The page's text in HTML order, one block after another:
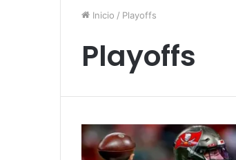
Inicio / Playoffs
Playoffs